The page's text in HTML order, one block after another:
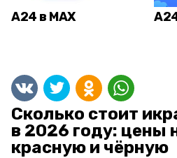
А24 в MAX
Сколько стоит
в 2026 году: цены
красную и чёрную